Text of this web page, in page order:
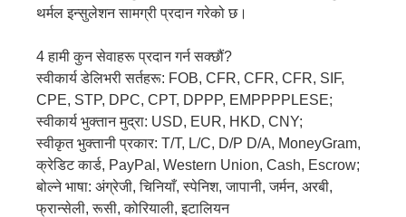
थर्मल इन्सुलेशन सामग्री प्रदान गरेको छ।
4 हामी कुन सेवाहरू प्रदान गर्न सक्छौं?
स्वीकार्य डेलिभरी सर्तहरू: FOB, CFR, CFR, CFR, SIF,
CPE, STP, DPC, CPT, DPPP, EMPPPPLESE;
स्वीकार्य भुक्तान मुद्रा: USD, EUR, HKD, CNY;
स्वीकृत भुक्तानी प्रकार: T/T, L/C, D/P D/A, MoneyGram,
क्रेडिट कार्ड, PayPal, Western Union, Cash, Escrow;
बोल्ने भाषा: अंग्रेजी, चिनियाँ, स्पेनिश, जापानी, जर्मन, अरबी,
फ्रान्सेली, रूसी, कोरियाली, इटालियन